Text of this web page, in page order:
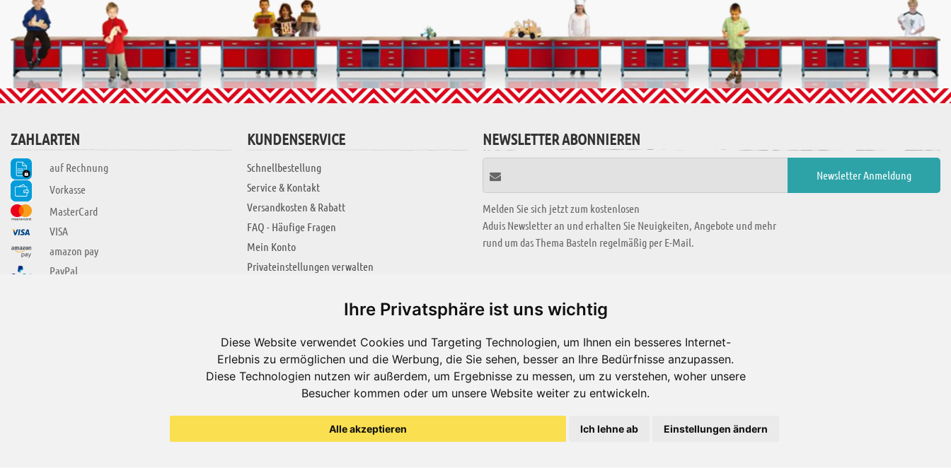
Ihre Privatsphäre ist uns wichtig
Diese Website verwendet Cookies und Targeting Technologien, um Ihnen ein besseres Internet-
Erlebnis zu ermöglichen und die Werbung, die Sie sehen, besser an Ihre Bedürfnisse anzupassen.
Diese Technologien nutzen wir außerdem, um Ergebnisse zu messen, um zu verstehen, woher unsere
Besucher kommen oder um unsere Website weiter zu entwickeln.
Alle akzeptieren Ich lehne ab Einstellungen ändern
ZAHLARTEN
auf Rechnung
Vorkasse
MasterCard
VISA
amazon pay
PayPal
KUNDENSERVICE
Schnellbestellung
Service & Kontakt
Versandkosten & Rabatt
FAQ - Häufige Fragen
Mein Konto
Privateinstellungen verwalten
NEWSLETTER ABONNIEREN
Melden Sie sich jetzt zum kostenlosen
Aduis Newsletter an und erhalten Sie Neuigkeiten, Angebote und mehr
rund um das Thema Basteln regelmäßig per E-Mail.
Jobs
Impressum
Datenschutzerklärung
KREATIV ZONE
Alle Videos
Bastelideen
Arbeitsblätter
Es gibt uns auch in